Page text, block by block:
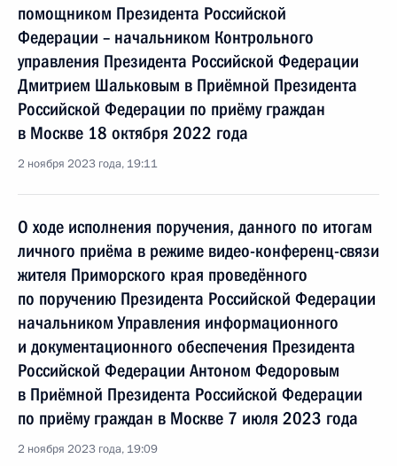
помощником Президента Российской
Федерации – начальником Контрольного
управления Президента Российской Федерации
Дмитрием Шальковым в Приёмной Президента
Российской Федерации по приёму граждан
в Москве 18 октября 2022 года
2 ноября 2023 года, 19:11
О ходе исполнения поручения, данного по итогам
личного приёма в режиме видео-конференц-связи
жителя Приморского края проведённого
по поручению Президента Российской Федерации
начальником Управления информационного
и документационного обеспечения Президента
Российской Федерации Антоном Федоровым
в Приёмной Президента Российской Федерации
по приёму граждан в Москве 7 июля 2023 года
2 ноября 2023 года, 19:09